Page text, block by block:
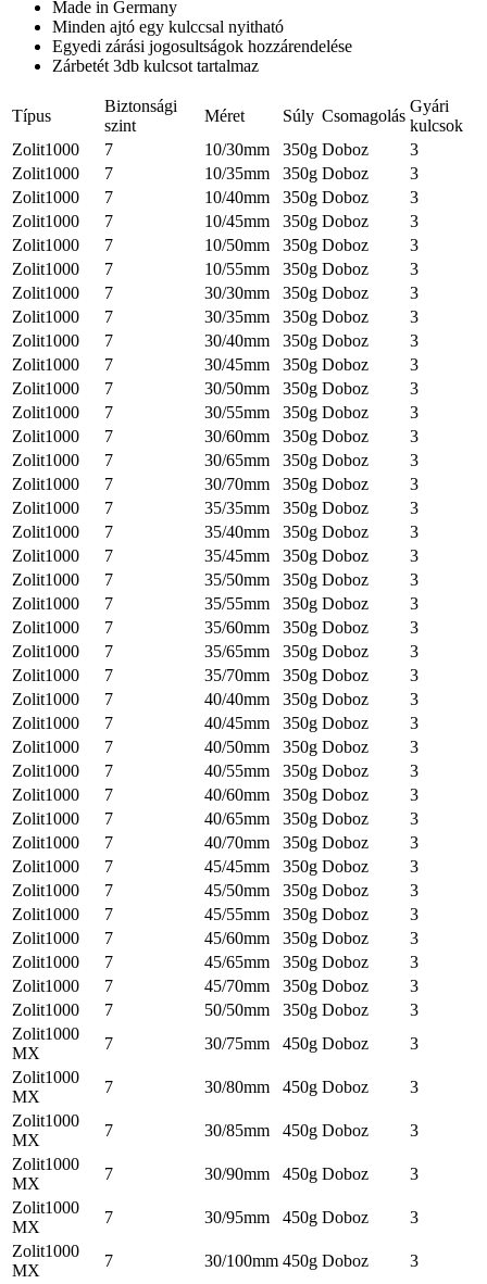
Made in Germany
Minden ajtó egy kulccsal nyitható
Egyedi zárási jogosultságok hozzárendelése
Zárbetét 3db kulcsot tartalmaz
Típus
Biztonsági
szint
Méret Súly Csomagolás
Gyári
kulcsok
Zolit1000
7 10/30mm 350g Doboz
3
Zolit1000
7 10/35mm 350g Doboz
3
Zolit1000
7 10/40mm 350g Doboz
3
Zolit1000
7 10/45mm 350g Doboz
3
Zolit1000
7 10/50mm 350g Doboz
3
Zolit1000
7 10/55mm 350g Doboz
3
Zolit1000
7 30/30mm 350g Doboz
3
Zolit1000
7 30/35mm 350g Doboz
3
Zolit1000
7 30/40mm 350g Doboz
3
Zolit1000
7 30/45mm 350g Doboz
3
Zolit1000
7 30/50mm 350g Doboz
3
Zolit1000
7 30/55mm 350g Doboz
3
Zolit1000
7 30/60mm 350g Doboz
3
Zolit1000
7 30/65mm 350g Doboz
3
Zolit1000
7 30/70mm 350g Doboz
3
Zolit1000
7 35/35mm 350g Doboz
3
Zolit1000
7 35/40mm 350g Doboz
3
Zolit1000
7 35/45mm 350g Doboz
3
Zolit1000
7 35/50mm 350g Doboz
3
Zolit1000
7 35/55mm 350g Doboz
3
Zolit1000
7 35/60mm 350g Doboz
3
Zolit1000
7 35/65mm 350g Doboz
3
Zolit1000
7 35/70mm 350g Doboz
3
Zolit1000
7 40/40mm 350g Doboz
3
Zolit1000
7 40/45mm 350g Doboz
3
Zolit1000
7 40/50mm 350g Doboz
3
Zolit1000
7 40/55mm 350g Doboz
3
Zolit1000
7 40/60mm 350g Doboz
3
Zolit1000
7 40/65mm 350g Doboz
3
Zolit1000
7 40/70mm 350g Doboz
3
Zolit1000
7 45/45mm 350g Doboz
3
Zolit1000
7 45/50mm 350g Doboz
3
Zolit1000
7 45/55mm 350g Doboz
3
Zolit1000
7 45/60mm 350g Doboz
3
Zolit1000
7 45/65mm 350g Doboz
3
Zolit1000
7 45/70mm 350g Doboz
3
Zolit1000
7 50/50mm 350g Doboz
3
Zolit1000
MX
7 30/75mm 450g Doboz
3
Zolit1000
MX
7 30/80mm 450g Doboz
3
Zolit1000
MX
7 30/85mm 450g Doboz
3
Zolit1000
MX
7 30/90mm 450g Doboz
3
Zolit1000
MX
7 30/95mm 450g Doboz
3
Zolit1000
MX
7 30/100mm 450g Doboz
3